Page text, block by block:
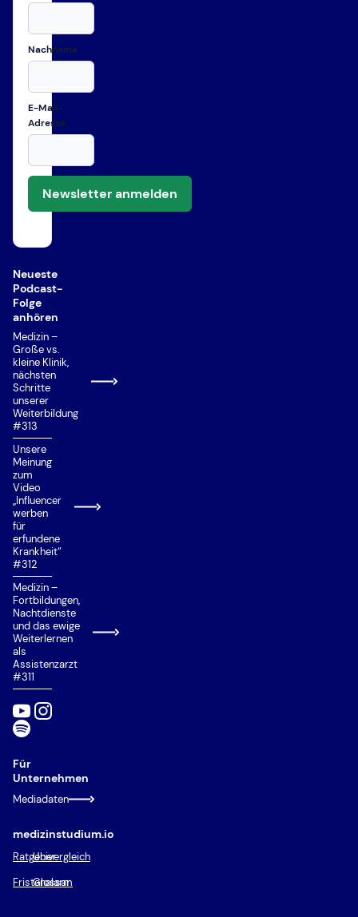
Nachname
E-Mail-
Adresse
Newsletter anmelden
Neueste
Podcast-
Folge
anhören
Medizin –
Große vs.
kleine Klinik,
nächsten
Schritte
unserer
Weiterbildung
#313
Unsere
Meinung
zum
Video
„Influencer
werben
für
erfundene
Krankheit“
#312
Medizin –
Fortbildungen,
Nachtdienste
und das ewige
Weiterlernen
als
Assistenzarzt
#311
medizinstudium.io
Ratgeber
Univergleich
Fristenalarm
Glossar
Für
Unternehmen
Mediadaten